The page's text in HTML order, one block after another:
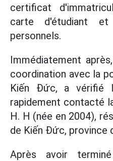
certificat
carte d'étudiant et
personnels.
Immédiatement
coordination avec la
Kiến Đức, a vérifié
rapidement contacté
H. H (née en 2004),
de Kiến Đức, province
Après avoir